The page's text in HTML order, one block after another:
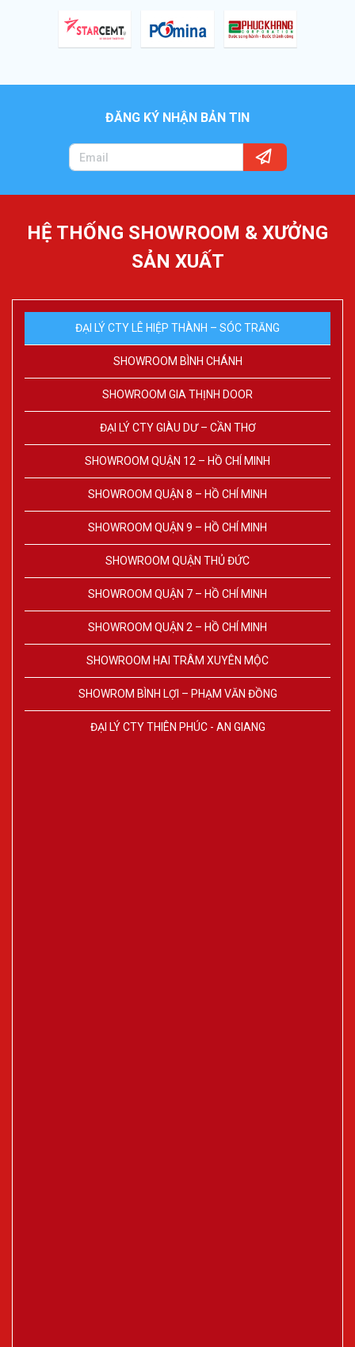
ĐĂNG KÝ NHẬN BẢN TIN
HỆ THỐNG SHOWROOM & XƯỞNG
SẢN XUẤT
ĐẠI LÝ CTY LÊ HIỆP THÀNH – SÓC TRĂNG
SHOWROOM BÌNH CHÁNH
SHOWROOM GIA THỊNH DOOR
ĐẠI LÝ CTY GIÀU DƯ – CẦN THƠ
SHOWROOM QUẬN 12 – HỒ CHÍ MINH
SHOWROOM QUẬN 8 – HỒ CHÍ MINH
SHOWROOM QUẬN 9 – HỒ CHÍ MINH
SHOWROOM QUẬN THỦ ĐỨC
SHOWROOM QUẬN 7 – HỒ CHÍ MINH
SHOWROOM QUẬN 2 – HỒ CHÍ MINH
SHOWROOM HAI TRÂM XUYÊN MỘC
SHOWROM BÌNH LỢI – PHẠM VĂN ĐỒNG
ĐẠI LÝ CTY THIÊN PHÚC - AN GIANG